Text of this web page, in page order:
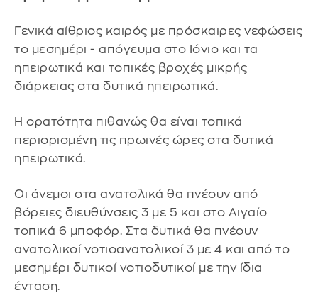
Γενικά αίθριος καιρός με πρόσκαιρες νεφώσεις
το μεσημέρι - απόγευμα στο Ιόνιο και τα
ηπειρωτικά και τοπικές βροχές μικρής
διάρκειας στα δυτικά ηπειρωτικά.
Η ορατότητα πιθανώς θα είναι τοπικά
περιορισμένη τις πρωινές ώρες στα δυτικά
ηπειρωτικά.
Οι άνεμοι στα ανατολικά θα πνέουν από
βόρειες διευθύνσεις 3 με 5 και στο Αιγαίο
τοπικά 6 μποφόρ. Στα δυτικά θα πνέουν
ανατολικοί νοτιοανατολικοί 3 με 4 και από το
μεσημέρι δυτικοί νοτιοδυτικοί με την ίδια
ένταση.